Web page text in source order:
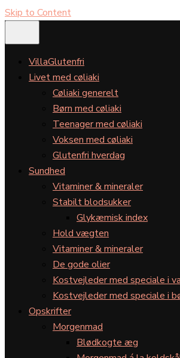
Skip to Content
VillaGlutenfri
Livet med cøliaki
Cøliaki generelt
Børn med cøliaki
Teenager med cøliaki
Voksen med cøliaki
Glutenfri hverdag
Sundhed
Vitaminer & mineraler
Stabilt blodsukker
Glykæmisk index
Hold vægten
Vitaminer & mineraler
De gode olier
Kostvejleder med speciale i
Kostvejleder med speciale i
Opskrifter
Morgenmad
Blødkogte æg